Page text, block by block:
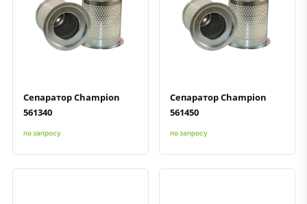
Быстрый просмотрДобавить к сравнению
Добавить в избранное
Сепаратор Champion
561340
по запросу
Быстрый просмотрДобавить к сравнению
Добавить в избранное
Сепаратор Champion
561450
по запросу